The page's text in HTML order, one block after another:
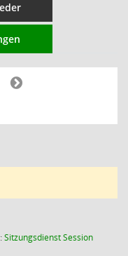
SitzungsdienstSession(Wird in